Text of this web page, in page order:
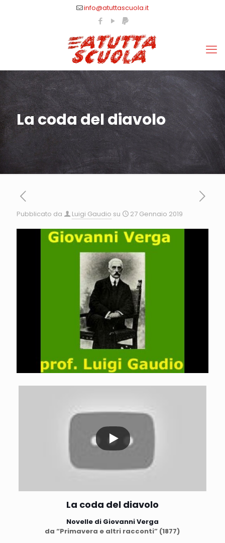
info@atuttascuola.it
La coda del diavolo
Pubblicato da Luigi Gaudio su 27 Gennaio 2019
La coda del diavolo
Novelle di Giovanni Verga
da “Primavera e altri racconti” (1877)